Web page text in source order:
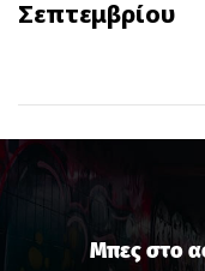
Σεπτεμβρίου
Μπες στο